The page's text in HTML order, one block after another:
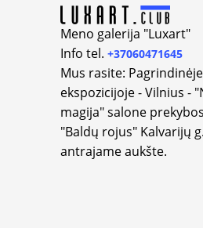
Meno galerija "Luxart"
Info tel. +37060471645
Mus rasite: Pagrindinėje
ekspozicijoje - Vilnius -
magija" salone
"Baldų rojus" Kalvarijų
antrajame aukšte.